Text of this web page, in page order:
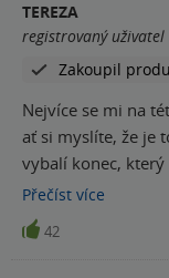
TEREZA
registrovaný uživatel
Zakoupil
Nejvíce se mi na
ať si myslíte, že je
vybalí konec,
četla, žádný
od začátku až do
Přečíst více
42